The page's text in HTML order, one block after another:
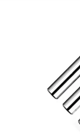
ΠΡΟΪΌΝΤΑ